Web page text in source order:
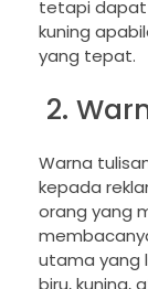
tetapi dapat
kuning
yang tepat.
2.
Warna
kepada
orang yang
utama yang
biru, kuning,